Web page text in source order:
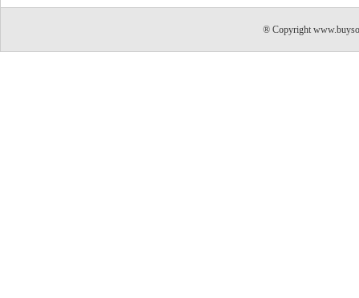
® Copyright